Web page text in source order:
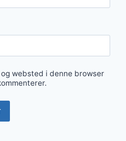
websted i denne browser